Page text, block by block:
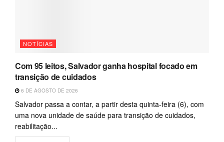
NOTÍCIAS
Com 95 leitos, Salvador ganha hospital focado em
transição de cuidados
6 DE AGOSTO DE 2026
Salvador passa a contar, a partir desta quinta-feira (6), com
uma nova unidade de saúde para transição de cuidados,
reabilitação...